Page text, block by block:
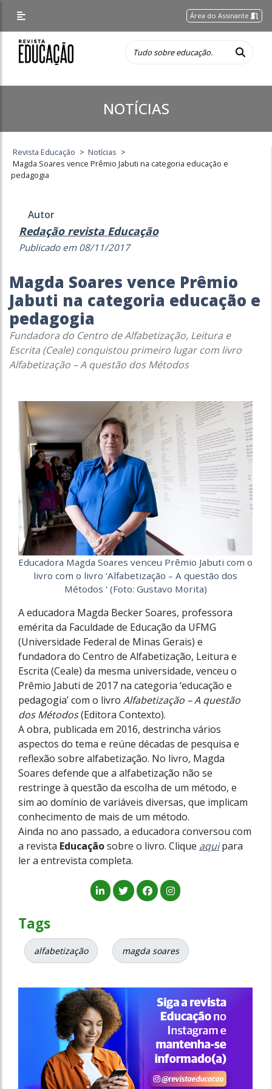
Área do Assinante
NOTÍCIAS
Revista Educação > Notícias >
Magda Soares vence Prêmio Jabuti na categoria educação e
pedagogia
Autor
Redação revista Educação
Publicado em 08/11/2017
Magda Soares vence Prêmio
Jabuti na categoria educação e
pedagogia
Fundadora do Centro de Alfabetização, Leitura e
Escrita (Ceale) conquistou primeiro lugar com livro
Alfabetização – A questão dos Métodos
Educadora Magda Soares venceu Prêmio Jabuti com o
livro com o livro ‘Alfabetização – A questão dos
Métodos ‘ (Foto: Gustavo Morita)
A educadora Magda Becker Soares, professora
emérita da Faculdade de Educação da UFMG
(Universidade Federal de Minas Gerais) e
fundadora do Centro de Alfabetização, Leitura e
Escrita (Ceale) da mesma universidade, venceu o
Prêmio Jabuti de 2017 na categoria ‘educação e
pedagogia’ com o livro Alfabetização – A questão
dos Métodos(Editora Contexto).
A obra, publicada em 2016, destrincha vários
aspectos do tema e reúne décadas de pesquisa e
reflexão sobre alfabetização. No livro, Magda
Soares defende que a alfabetização não se
restringe à questão da escolha de um método, e
sim ao domínio de variáveis diversas, que implicam
conhecimento de mais de um método.
Ainda no ano passado, a educadora conversou com
a revista Educaçãosobre o livro. Clique aquipara
ler a entrevista completa.
Tags
alfabetização magda soares